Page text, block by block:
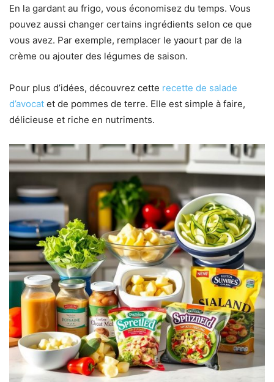
En la gardant au frigo, vous économisez du temps. Vous
pouvez aussi changer certains ingrédients selon ce que
vous avez. Par exemple, remplacer le yaourt par de la
crème ou ajouter des légumes de saison.
Pour plus d’idées, découvrez cette recette de salade
d’avocat et de pommes de terre. Elle est simple à faire,
délicieuse et riche en nutriments.